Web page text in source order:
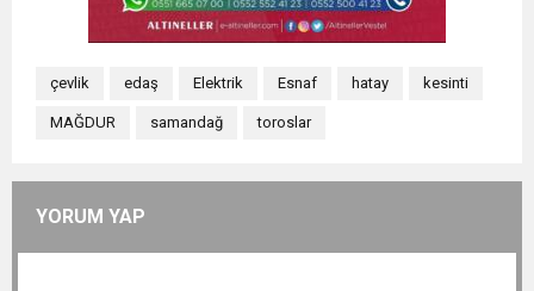
çevlik edaş Elektrik Esnaf hatay kesinti
MAĞDUR samandağ toroslar
YORUM YAP